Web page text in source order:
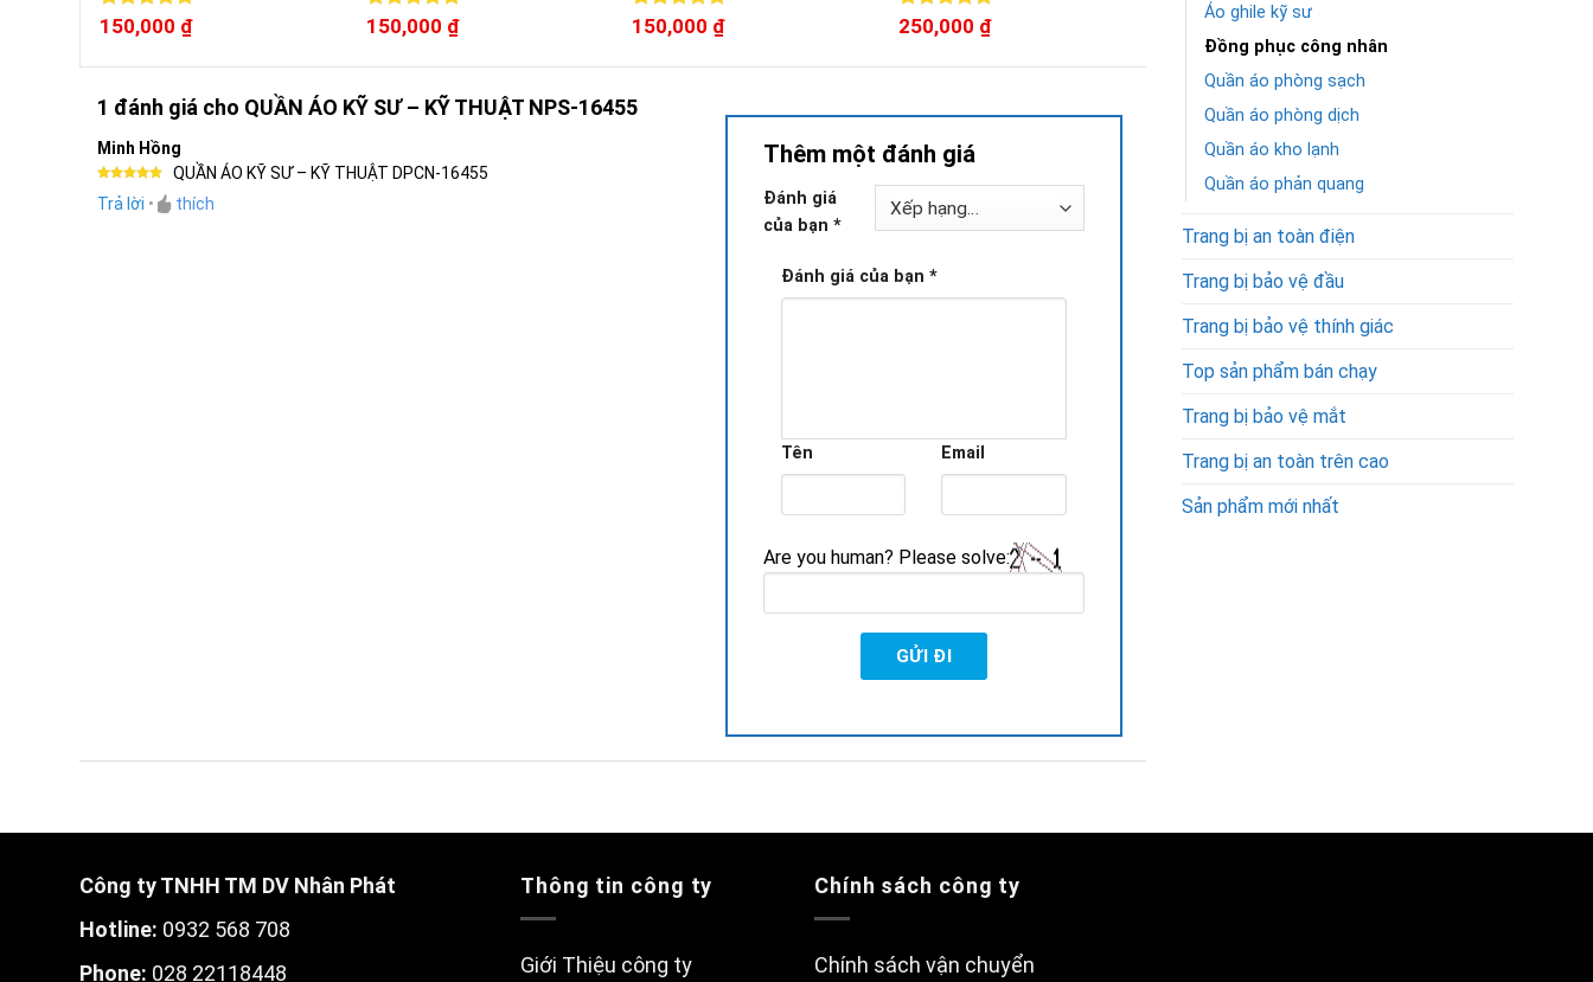
Được xếp
hạng
150,000 ₫
Được xếp
hạng
150,000 ₫
Được xếp
hạng
150,000 ₫
Được xếp
hạng
250,000 ₫
Được xếp
hạng5.00
250,000₫
1 đánh giá cho QUẦN ÁO KỸ SƯ – KỸ THUẬT NPS-16455
Minh Hồng
hạng55
QUẦN ÁO KỸ SƯ – KỸ THUẬT DPCN-16455
Trả lời • thích
Thêm một đánh giá
Đánh giá
của bạn *
Đánh giá của bạn *
Tên Email
Are you human? Please solve:
Áo ghile kỹ sư
Đồng phục công nhân
Quần áo phòng sạch
Quần áo phòng dịch
Quần áo kho lạnh
Quần áo phản quang
Trang bị an toàn điện
Trang bị bảo vệ đầu
Trang bị bảo vệ thính giác
Top sản phẩm bán chạy
Trang bị bảo vệ mắt
Trang bị an toàn trên cao
Sản phẩm mới nhất
Công ty TNHH TM DV Nhân Phát
Hotline: 0932 568 708
Phone: 028 22118448
Thông tin công ty
Giới Thiệu công ty
Chính sách công ty
Chính sách vận chuyển